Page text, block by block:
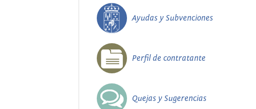
Ayudas y Subvenciones
Perfil de contratante
Quejas y Sugerencias